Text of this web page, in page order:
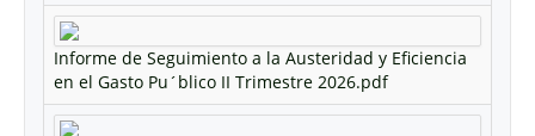
Informe de Seguimiento a la Austeridad y Eficiencia
en el Gasto Pu´blico II Trimestre 2026.pdf